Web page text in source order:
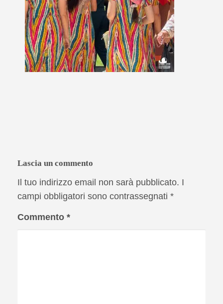
Lascia un commento
Il tuo indirizzo email non sarà pubblicato. I
campi obbligatori sono contrassegnati *
Commento *